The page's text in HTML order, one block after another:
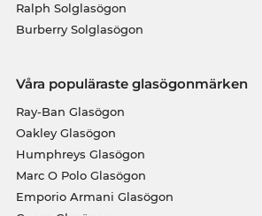
Ralph Solglasögon
Burberry Solglasögon
Våra populäraste glasögonmärken
Ray-Ban Glasögon
Oakley Glasögon
Humphreys Glasögon
Marc O Polo Glasögon
Emporio Armani Glasögon